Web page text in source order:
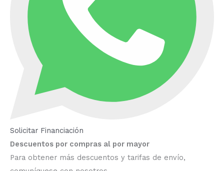
Solicitar Financiación
Descuentos por compras al por mayor
Para obtener más descuentos y tarifas de envío,